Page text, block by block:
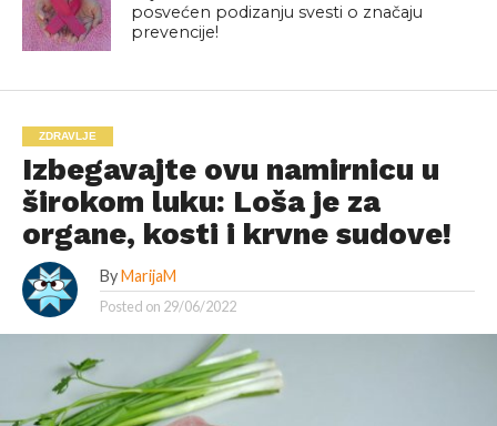
posvećen podizanju svesti o značaju
prevencije!
ZDRAVLJE
Izbegavajte ovu namirnicu u
širokom luku: Loša je za
organe, kosti i krvne sudove!
By MarijaM
Posted on 29/06/2022